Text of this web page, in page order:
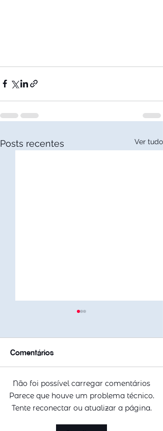
Posts recentes Ver tudo
Emitir ou Renovar
Passaporte com
Comentários
Não foi possível carregar comentários
Parece que houve um problema técnico.
Tente reconectar ou atualizar a página.